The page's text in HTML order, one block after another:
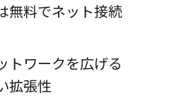
無料でネット接続
トワークを広げる
拡張性